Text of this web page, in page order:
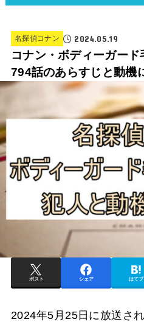
名探偵コナン 2024.05.19
コナン・ボディーガード
794話のあらすじと動機
ポスト シェア はてブ
2024年5月25日に放送さ